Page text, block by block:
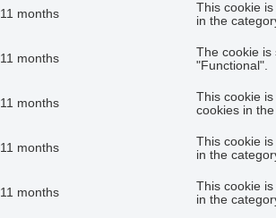
11 months
This cookie
in the
11 months
The cookie is
"Functional".
11 months
This cookie
cookies in
11 months
This cookie
in the
11 months
This cookie
in the